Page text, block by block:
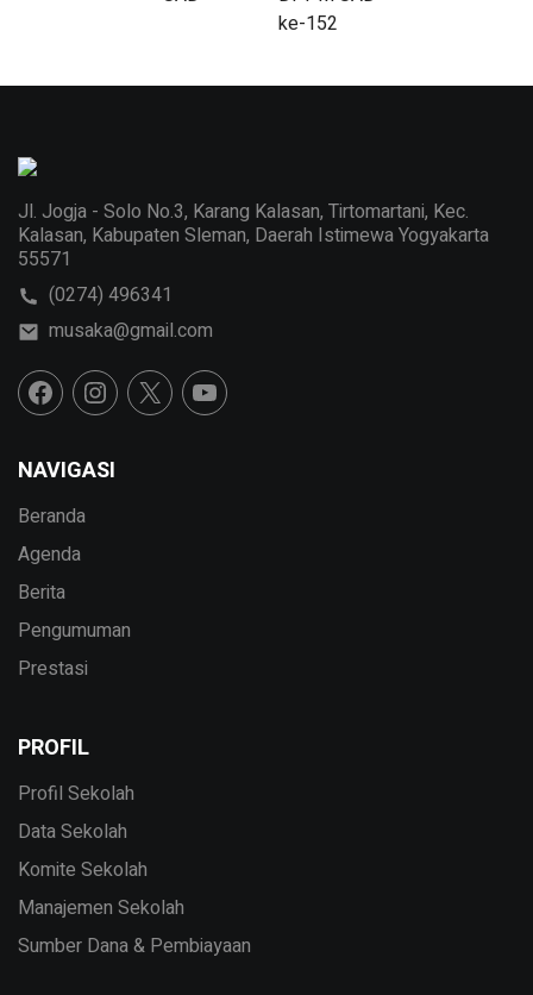
Jl. Jogja - Solo No.3, Karang Kalasan, Tirtomartani, Kec.
Kalasan, Kabupaten Sleman, Daerah Istimewa Yogyakarta
55571
(0274) 496341
musaka@gmail.com
NAVIGASI
Beranda
Agenda
Berita
Pengumuman
Prestasi
PROFIL
Profil Sekolah
Data Sekolah
Komite Sekolah
Manajemen Sekolah
Sumber Dana & Pembiayaan